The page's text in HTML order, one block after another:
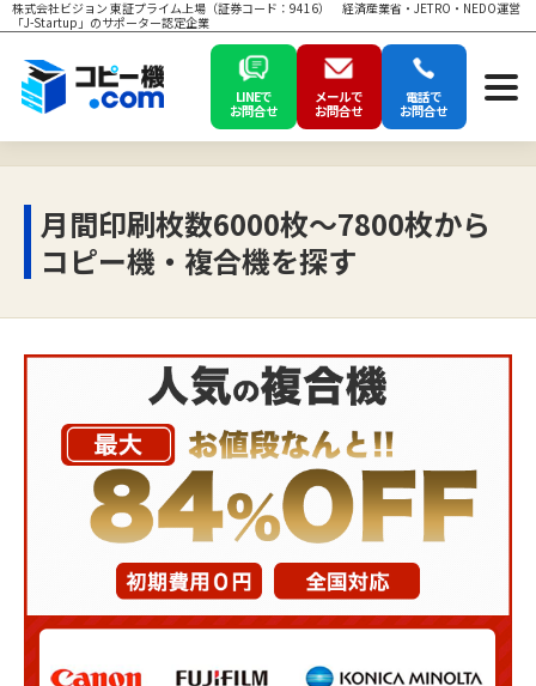
株式会社ビジョン 東証プライム上場（証券コード：9416） 経済産業省・JETRO・NEDO運営
「J-Startup」のサポーター認定企業
LINEで
お問合せ
メールで
お問合せ
電話で
お問合せ
月間印刷枚数6000枚～7800枚から
コピー機・複合機を探す